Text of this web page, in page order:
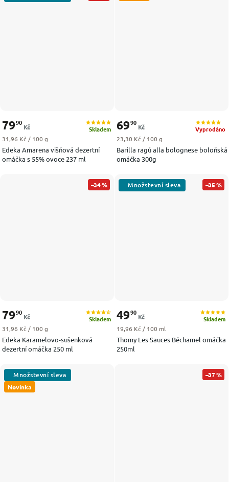
Edeka Amarena višňová dezertní
omáčka s 55% ovoce 237 ml
Skladem
7990
Kč
Měrná cena:
31,96 Kč / 100 g
Barilla ragú alla bolognese boloňská
omáčka 300g
Vyprodáno
6990
Kč
Měrná cena:
23,30 Kč / 100 g
–34 %
Edeka Karamelovo-sušenková
dezertní omáčka 250 ml
Skladem
7990
Kč
Měrná cena:
31,96 Kč / 100 g
–35 %
Thomy Les Sauces Béchamel omáčka
250ml
Skladem
4990
Kč
Měrná cena:
19,96 Kč / 100 ml
Novinka
–37 %